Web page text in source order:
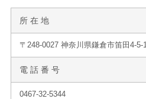
所 在 地
〒248-0027 神奈川県鎌倉市笛田4-5-1
電 話 番 号
0467-32-5344